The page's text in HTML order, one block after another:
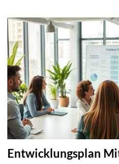
Entwicklungsplan